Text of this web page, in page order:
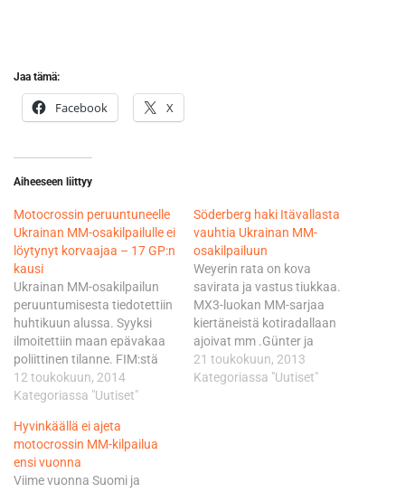
Jaa tämä:
Facebook X
Aiheeseen liittyy
Motocrossin peruuntuneelle
Ukrainan MM-osakilpailulle ei
löytynyt korvaajaa – 17 GP:n
kausi
Ukrainan MM-osakilpailun
peruuntumisesta tiedotettiin
huhtikuun alussa. Syyksi
ilmoitettiin maan epävakaa
poliittinen tilanne. FIM:stä
todettiin samalla, että sarjan
promoottori Youthstream
korvaajan. Youthstream ei
onnistunut ponnisteluissaan
ja näin ollen elokuun 17.
päivänä ei ajeta MM-
12 toukokuun, 2014
Kategoriassa "Uutiset"
Söderberg haki Itävallasta
vauhtia Ukrainan MM-
osakilpailuun
Weyerin rata on kova
savirata ja vastus tiukkaa.
MX3-luokan MM-sarjaa
kiertäneistä kotiradallaan
ajoivat mm .Günter ja
Andreas Schmidinger, Pascal
Rauchenecker, Michael
21 toukokuun, 2013
Kategoriassa "Uutiset"
Hyvinkäällä ei ajeta
motocrossin MM-kilpailua
ensi vuonna
Viime vuonna Suomi ja